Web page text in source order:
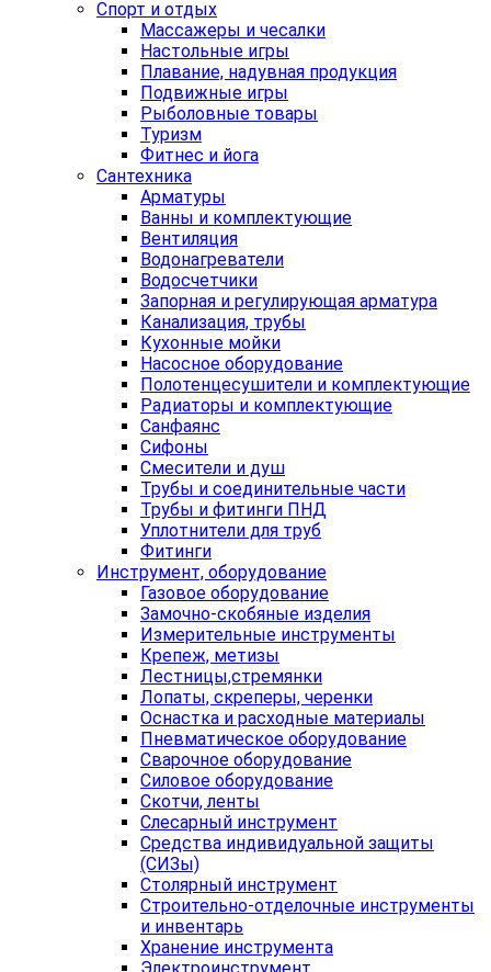
Спорт и отдых
Массажеры и чесалки
Настольные игры
Плавание, надувная продукция
Подвижные игры
Рыболовные товары
Туризм
Фитнес и йога
Сантехника
Арматуры
Ванны и комплектующие
Вентиляция
Водонагреватели
Водосчетчики
Запорная и регулирующая арматура
Канализация, трубы
Кухонные мойки
Насосное оборудование
Полотенцесушители и комплектующие
Радиаторы и комплектующие
Санфаянс
Сифоны
Смесители и душ
Трубы и соединительные части
Трубы и фитинги ПНД
Уплотнители для труб
Фитинги
Инструмент, оборудование
Газовое оборудование
Замочно-скобяные изделия
Измерительные инструменты
Крепеж, метизы
Лестницы,стремянки
Лопаты, скреперы, черенки
Оснастка и расходные материалы
Пневматическое оборудование
Сварочное оборудование
Силовое оборудование
Скотчи, ленты
Слесарный инструмент
Средства индивидуальной защиты
(СИЗы)
Столярный инструмент
Строительно-отделочные инструменты
и инвентарь
Хранение инструмента